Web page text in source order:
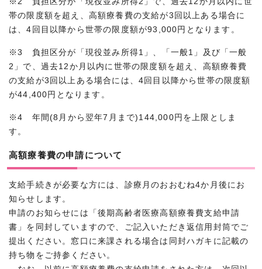
帯の限度額を超え、高額療養費の支給が3回以上ある場合に
は、4回目以降から世帯の限度額が93,000円となります。
※3 負担区分が「現役並み所得1」、「一般1」及び「一般
2」で、過去12か月以内に世帯の限度額を超え、高額療養費
の支給が3回以上ある場合には、4回目以降から世帯の限度額
が44,400円となります。
※4 年間(8月から翌年7月まで)144,000円を上限としま
す。
高額療養費の申請について
支給手続きが必要な方には、診療月のおおむね4か月後にお
知らせします。
申請のお知らせには「後期高齢者医療高額療養費支給申請
書」を同封していますので、ご記入いただき返信用封筒でご
提出ください。窓口に来課される場合は同封ハガキに記載の
持ち物をご持参ください。